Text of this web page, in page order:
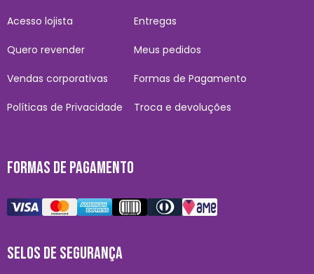
Acesso lojista
Quero revender
Vendas corporativas
Políticas de Privacidade
Entregas
Meus pedidos
Formas de Pagamento
Troca e devoluções
FORMAS DE PAGAMENTO
SELOS DE SEGURANÇA